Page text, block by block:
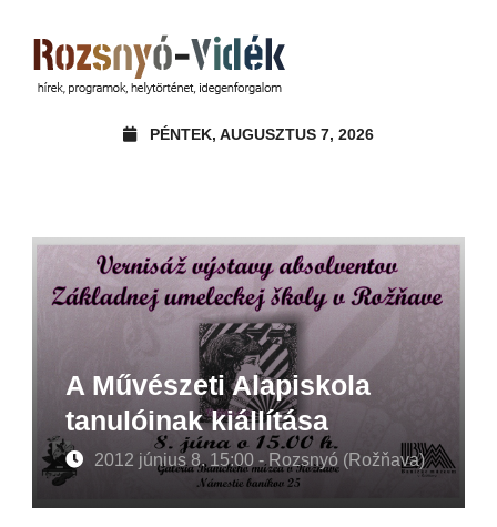
PÉNTEK, AUGUSZTUS 7, 2026
A Művészeti Alapiskola
tanulóinak kiállítása
2012 június 8. 15:00 - Rozsnyó (Rožňava)